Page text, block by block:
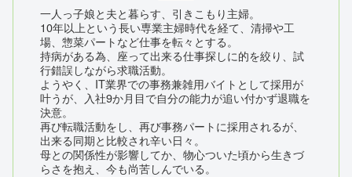
一人っ子娘と夫と暮らす、引きこもり主婦。
10年以上という長い専業主婦時代を経て、清掃や工
場、惣菜パートなど仕事を転々とする。
持病がある為、座って出来る仕事探しに的を絞り、試
行錯誤しながら求職活動。
ようやく、IT業界での事務兼雑用バイトとして採用が
叶うが、入社9か月目で自分の能力が追い付かず退職を
決意。
再び転職活動をし、再び事務パートに採用されるが、
出来る同期と比較され辛い日々。
母との関係性が影響してか、物心ついた頃から生きづ
らさを抱え、今も尚苦しんでいる。